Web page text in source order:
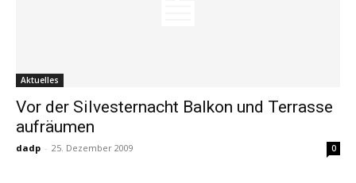
Aktuelles
Vor der Silvesternacht Balkon und Terrasse
aufräumen
dadp - 25. Dezember 2009 0